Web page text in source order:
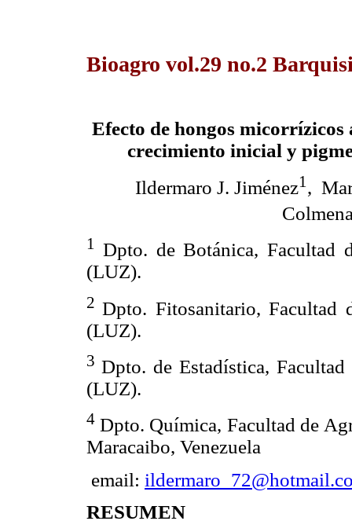
Bioagro vol.29 no.2
Efecto de hongos
crecimiento inicial y
Ildermaro J. Jiménez1 ,
1 Dpto. de Botánica, Facultad
(LUZ).
2Dpto. Fitosanitario, Facultad
(LUZ).
3 Dpto. de Estadística,
(LUZ).
4 Dpto. Química, Facultad de
Maracaibo, Venezuela
email:
RESUMEN